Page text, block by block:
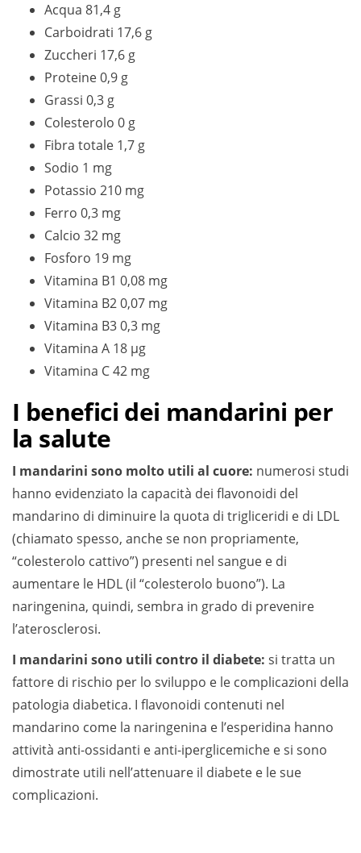
Acqua 81,4 g
Carboidrati 17,6 g
Zuccheri 17,6 g
Proteine 0,9 g
Grassi 0,3 g
Colesterolo 0 g
Fibra totale 1,7 g
Sodio 1 mg
Potassio 210 mg
Ferro 0,3 mg
Calcio 32 mg
Fosforo 19 mg
Vitamina B1 0,08 mg
Vitamina B2 0,07 mg
Vitamina B3 0,3 mg
Vitamina A 18 µg
Vitamina C 42 mg
I benefici dei mandarini per
la salute
I mandarini sono molto utili al cuore: numerosi studi
hanno evidenziato la capacità dei flavonoidi del
mandarino di diminuire la quota di trigliceridi e di LDL
(chiamato spesso, anche se non propriamente,
“colesterolo cattivo”) presenti nel sangue e di
aumentare le HDL (il “colesterolo buono”). La
naringenina, quindi, sembra in grado di prevenire
l’aterosclerosi.
I mandarini sono utili contro il diabete: si tratta un
fattore di rischio per lo sviluppo e le complicazioni della
patologia diabetica. I flavonoidi contenuti nel
mandarino come la naringenina e l’esperidina hanno
attività anti-ossidanti e anti-iperglicemiche e si sono
dimostrate utili nell’attenuare il diabete e le sue
complicazioni.